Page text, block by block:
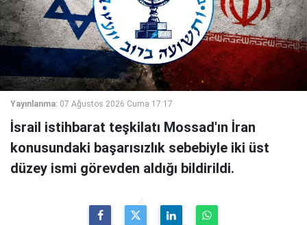
Yayınlanma: 07 Ağustos 2026 Cuma 17:17
İsrail istihbarat teşkilatı Mossad'ın İran
konusundaki başarısızlık sebebiyle iki üst
düzey ismi görevden aldığı bildirildi.